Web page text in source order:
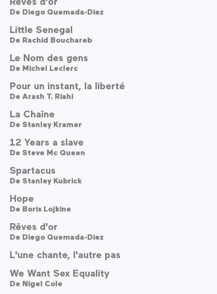
De Diego Quemada-Diez
Little Senegal
De Rachid Bouchareb
Le Nom des gens
De Michel Leclerc
Pour un instant, la liberté
De Arash T. Riahi
La Chaîne
De Stanley Kramer
12 Years a slave
De Steve Mc Queen
Spartacus
De Stanley Kubrick
Hope
De Boris Lojkine
Rêves d'or
De Diego Quemada-Diez
L'une chante, l'autre pas
We Want Sex Equality
De Nigel Cole